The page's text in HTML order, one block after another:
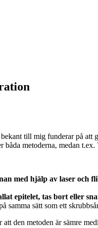
till mig funderar på
metoderna, medan
med hjälp av laser och
epitelet, tas bort eller
samma sätt som ett
den metoden är sämre